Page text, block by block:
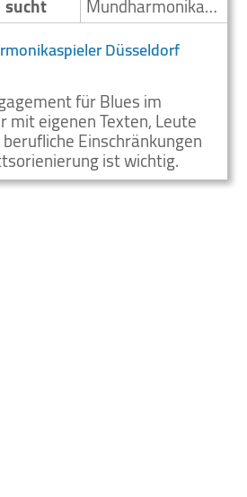
Düsseldorf
für Blues im
mit eigenen Texten, Leute
Einschränkungen
ist wichtig.